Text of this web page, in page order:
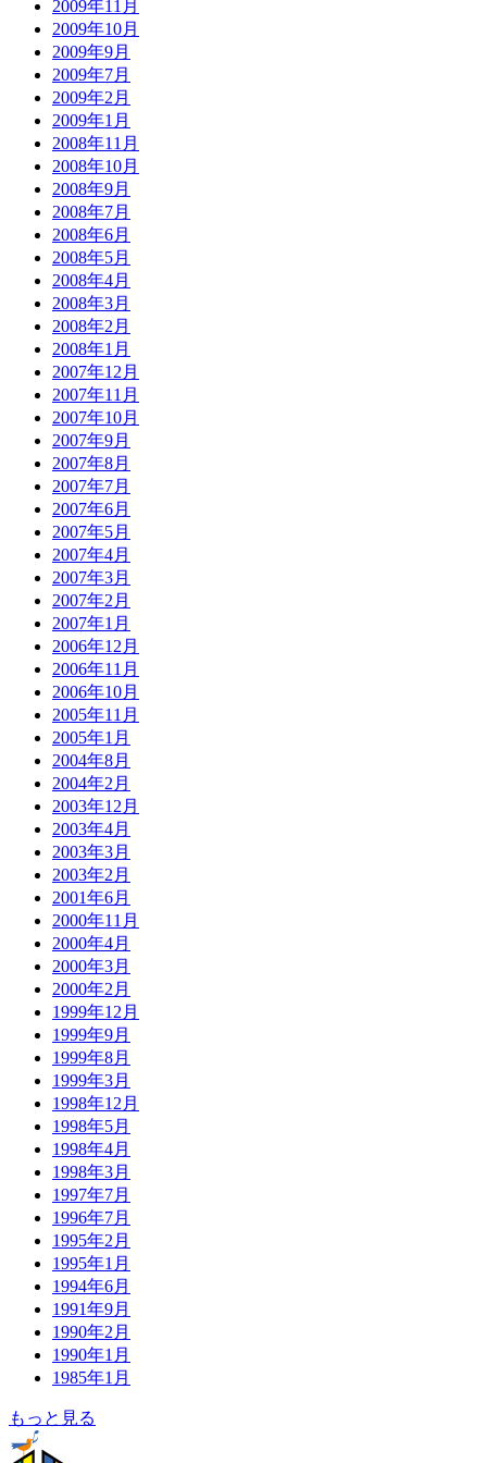
2009年11月
2009年10月
2009年9月
2009年7月
2009年2月
2009年1月
2008年11月
2008年10月
2008年9月
2008年7月
2008年6月
2008年5月
2008年4月
2008年3月
2008年2月
2008年1月
2007年12月
2007年11月
2007年10月
2007年9月
2007年8月
2007年7月
2007年6月
2007年5月
2007年4月
2007年3月
2007年2月
2007年1月
2006年12月
2006年11月
2006年10月
2005年11月
2005年1月
2004年8月
2004年2月
2003年12月
2003年4月
2003年3月
2003年2月
2001年6月
2000年11月
2000年4月
2000年3月
2000年2月
1999年12月
1999年9月
1999年8月
1999年3月
1998年12月
1998年5月
1998年4月
1998年3月
1997年7月
1996年7月
1995年2月
1995年1月
1994年6月
1991年9月
1990年2月
1990年1月
1985年1月
もっと見る